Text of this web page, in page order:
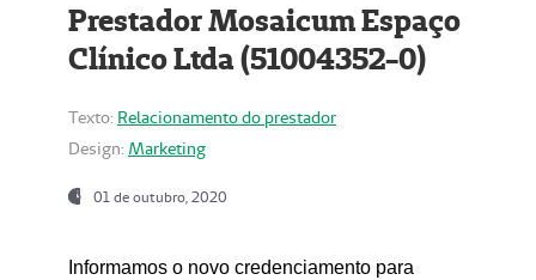
Prestador Mosaicum Espaço
Clínico Ltda (51004352-0)
Texto: Relacionamento do prestador
Design: Marketing
01 de outubro, 2020
Informamos o novo credenciamento para